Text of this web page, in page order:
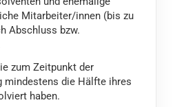
Mitarbeiter/innen (bis zu
Abschluss bzw.
zum Zeitpunkt der
mindestens die Hälfte ihres
haben.